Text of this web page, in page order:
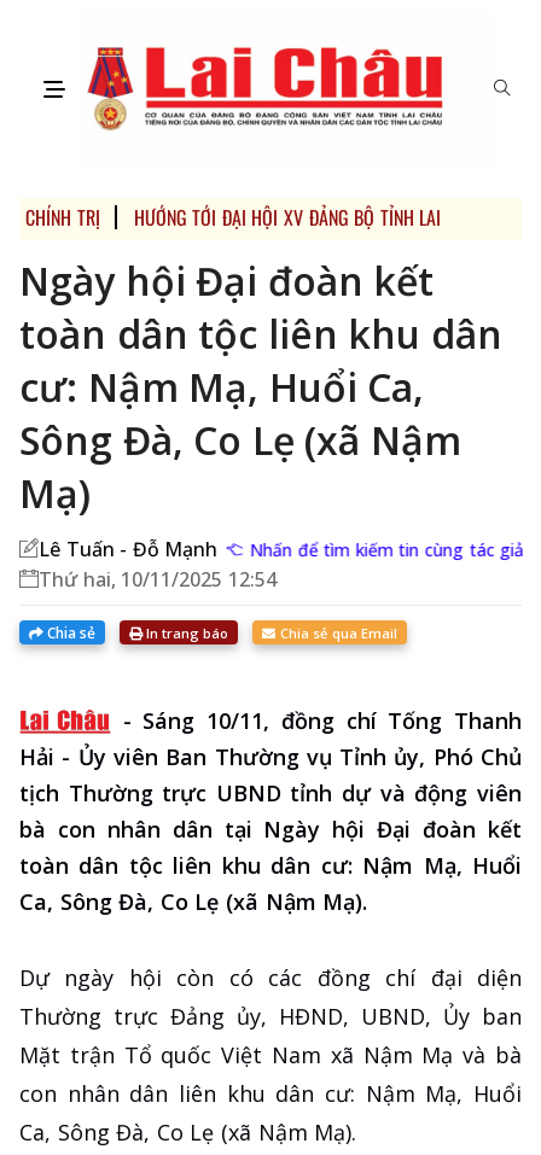
CHÍNH TRỊ HƯỚNG TỚI ĐẠI HỘI XV ĐẢNG BỘ TỈNH LAI CHÂU VÀ
Ngày hội Đại đoàn kết
toàn dân tộc liên khu dân
cư: Nậm Mạ, Huổi Ca,
Sông Đà, Co Lẹ (xã Nậm
Mạ)
Lê Tuấn - Đỗ Mạnh Nhấn để tìm kiếm tin cùng tác giả
Thứ hai, 10/11/2025 12:54
Chia sẻ In trang báo Chia sẻ qua Email
- Sáng 10/11, đồng chí Tống Thanh
Hải - Ủy viên Ban Thường vụ Tỉnh ủy, Phó Chủ
tịch Thường trực UBND tỉnh dự và động viên
bà con nhân dân tại Ngày hội Đại đoàn kết
toàn dân tộc liên khu dân cư: Nậm Mạ, Huổi
Ca, Sông Đà, Co Lẹ (xã Nậm Mạ).
Dự ngày hội còn có các đồng chí đại diện
Thường trực Đảng ủy, HĐND, UBND, Ủy ban
Mặt trận Tổ quốc Việt Nam xã Nậm Mạ và bà
con nhân dân liên khu dân cư: Nậm Mạ, Huổi
Ca, Sông Đà, Co Lẹ (xã Nậm Mạ).